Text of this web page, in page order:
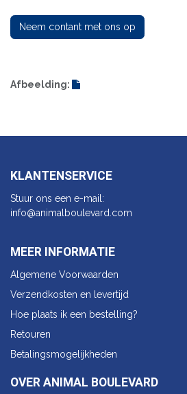
Neem contant met ons op
Afbeelding:
KLANTENSERVICE
Stuur ons een e-mail:
info@animalbo​ulevard.com
MEER INFORMATIE
Algemene Voorwaarden
Verzendkosten en levertijd
Hoe plaats ik een bestelling?
Retouren
Betalingsmogelijkheden
OVER ANIMAL BOULEVARD